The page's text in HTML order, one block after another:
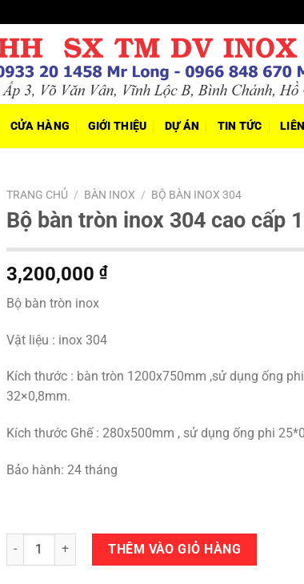
CỬA HÀNG GIỚI THIỆU DỰ ÁN TIN TỨC
TRANG CHỦ / BÀN INOX / BỘ BÀN INOX 304
Bộ bàn tròn inox 304 cao cấp
3,200,000 ₫
Bộ bàn tròn inox
Vật liệu : inox 304
Kích thước : bàn tròn 1200x750mm ,sử dụng ống phi
32×0,8mm.
Kích thước Ghế : 280x500mm , sử dụng ống phi
Bảo hành: 24 tháng
Số lượng THÊM VÀO GIỎ HÀNG